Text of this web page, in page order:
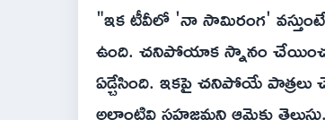
"ఇక టీవీలో 'నా సామిరంగ'
ఉంది. చనిపోయాక స్నానం
ఏడ్చేసింది. ఇకపై చనిపోయే పాత్రలు